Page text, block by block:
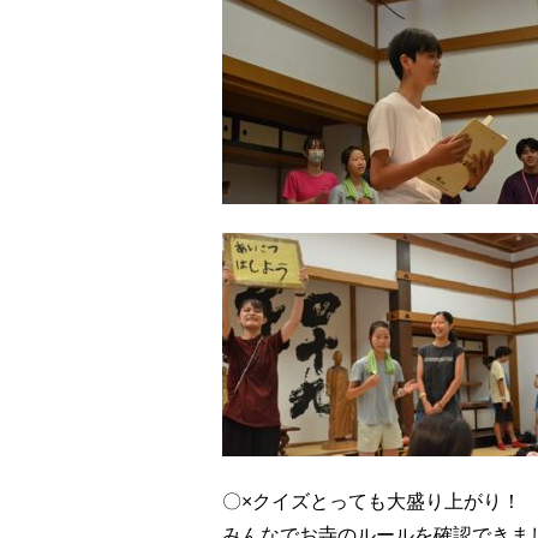
〇×クイズとっても大盛り上がり！